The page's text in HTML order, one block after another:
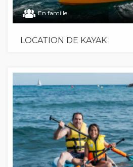
En famille
LOCATION DE KAYAK